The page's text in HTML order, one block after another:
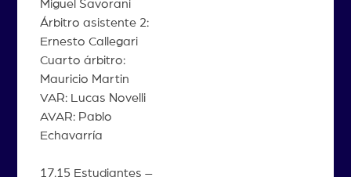
Miguel Savorani
Árbitro asistente 2:
Ernesto Callegari
Cuarto árbitro:
Mauricio Martin
VAR: Lucas Novelli
AVAR: Pablo
Echavarría
17.15 Estudiantes –